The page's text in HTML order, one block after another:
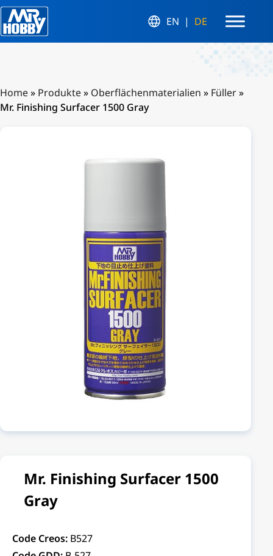
EN DE
Home» Produkte» Oberflächenmaterialien » Füller»
Mr. Finishing Surfacer 1500 Gray
Mr. Finishing Surfacer 1500
Gray
Code Creos: B527